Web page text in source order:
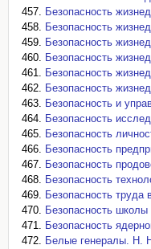
Безопасность
Безопасность
Безопасность
Безопасность
Безопасность
Безопасность
Безопасность и
Безопасность
Безопасность
Безопасность
Безопасность
Безопасность
Безопасность труда
Безопасность школы
Безопасность
Белые генералы. Н.